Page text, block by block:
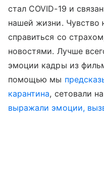
стал COVID-19 и
нашей жизни.
справиться со
новостями. Лучше
эмоции кадры из
помощью мы
карантина, сетовали
выражали эмоции,